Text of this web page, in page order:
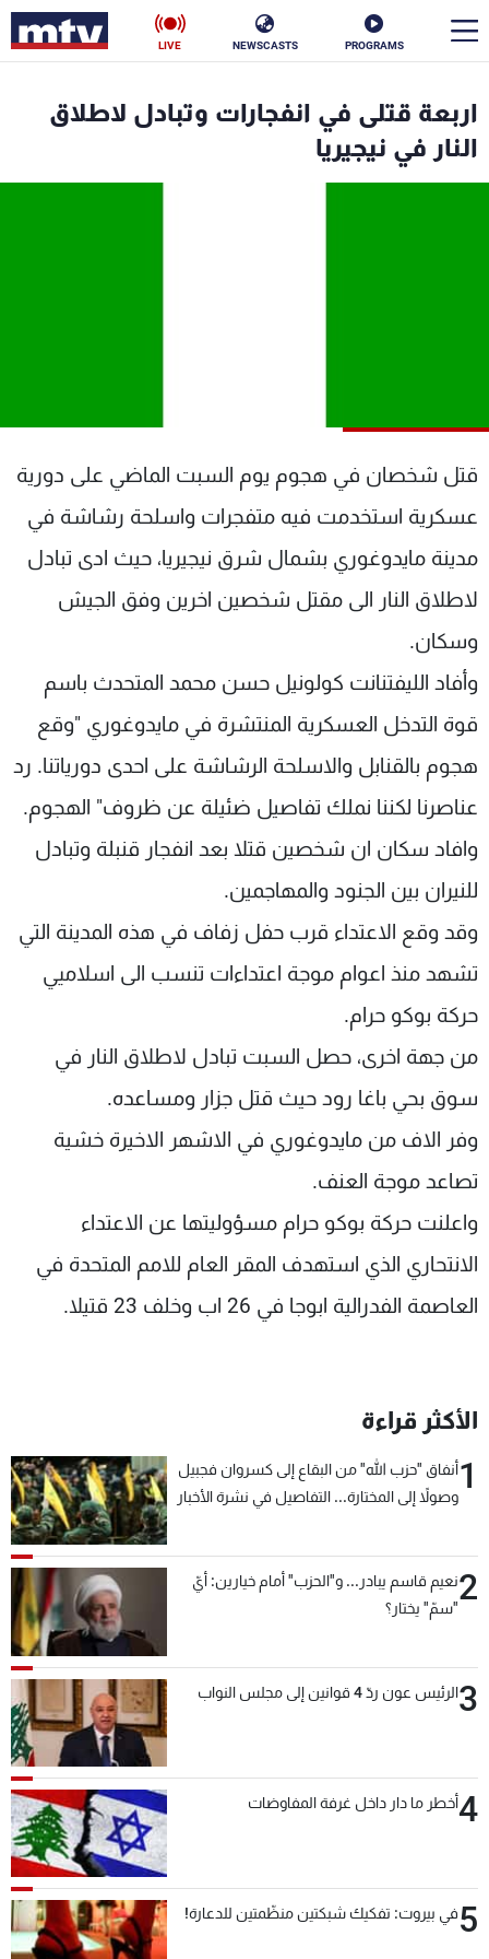
PROGRAMS
NEWSCASTS
LIVE
اربعة قتلى في انفجارات وتبادل لاطلاق
النار في نيجيريا
قتل شخصان في هجوم يوم السبت الماضي على دورية
عسكرية استخدمت فيه متفجرات واسلحة رشاشة في
مدينة مايدوغوري بشمال شرق نيجيريا، حيث ادى تبادل
لاطلاق النار الى مقتل شخصين اخرين وفق الجيش
وسكان.
وأفاد الليفتنانت كولونيل حسن محمد المتحدث باسم
قوة التدخل العسكرية المنتشرة في مايدوغوري "وقع
هجوم بالقنابل والاسلحة الرشاشة على احدى دورياتنا. رد
عناصرنا لكننا نملك تفاصيل ضئيلة عن ظروف" الهجوم.
وافاد سكان ان شخصين قتلا بعد انفجار قنبلة وتبادل
للنيران بين الجنود والمهاجمين.
وقد وقع الاعتداء قرب حفل زفاف في هذه المدينة التي
تشهد منذ اعوام موجة اعتداءات تنسب الى اسلاميي
حركة بوكو حرام.
من جهة اخرى، حصل السبت تبادل لاطلاق النار في
سوق بحي باغا رود حيث قتل جزار ومساعده.
وفر الاف من مايدوغوري في الاشهر الاخيرة خشية
تصاعد موجة العنف.
واعلنت حركة بوكو حرام مسؤوليتها عن الاعتداء
الانتحاري الذي استهدف المقر العام للامم المتحدة في
العاصمة الفدرالية ابوجا في 26 اب وخلف 23 قتيلا.
الأكثر قراءة
1أنفاق "حزب الله" من البقاع إلى كسروان فجبيل
وصولاً إلى المختارة... التفاصيل في نشرة الأخبار
2نعيم قاسم يبادر... و"الحزب" أمام خيارين: أيّ
"سمّ" يختار؟
3الرئيس عون ردّ 4 قوانين إلى مجلس النواب
4أخطر ما دار داخل غرفة المفاوضات
5في بيروت: تفكيك شبكتين منظّمتين للدعارة!
الأخبار
جدول البرامج
شاهد البرامج
الإنـتـاج
وظائف
سياسة الخصوصية